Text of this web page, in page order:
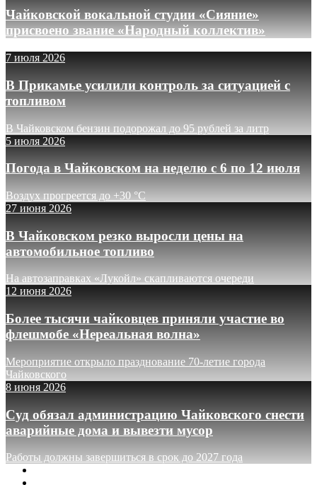
Чайковской вокальной студии «Сияние»
присвоено звание «Народный коллектив»
7 июля 2026
В Прикамье усилили контроль за ситуацией с
топливом
В Чайковском бензин подорожал до 95 рублей за литр
5 июля 2026
Погода в Чайковском на неделю с 6 по 12 июля
Воздух прогреется до +30 °C
27 июня 2026
В Чайковском резко выросли цены на
автомобильное топливо
На автозаправках «Лукойл» скапливаются очереди
12 июня 2026
Более тысячи чайковцев приняли участие во
флешмобе «Нереальная волна»
Мероприятие открыло празднование 70-летие города
Чайковского
8 июня 2026
Суд обязал администрацию Чайковского снести
аварийные дома и вывезти мусор
Работы должны завершиться в срок до 2027 года